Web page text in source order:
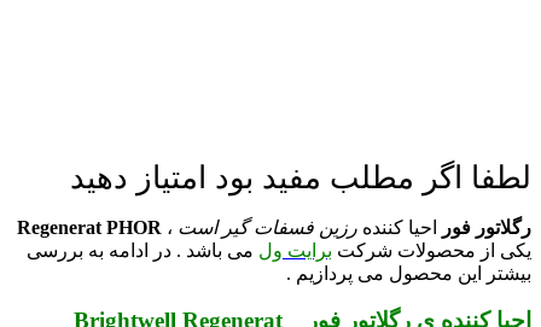
لطفا اگر مطلب مفید بود امتیاز دهید
رگلاتور فور احیا کننده رزین فسفات گیر است ، Regenerat PHOR
یکی از محصولات شرکت برایت ول می باشد . در ادامه به بررسی
بیشتر این محصول می پردازیم .
احیا کننده ی رگلاتور فور _ Brightwell Regenerat